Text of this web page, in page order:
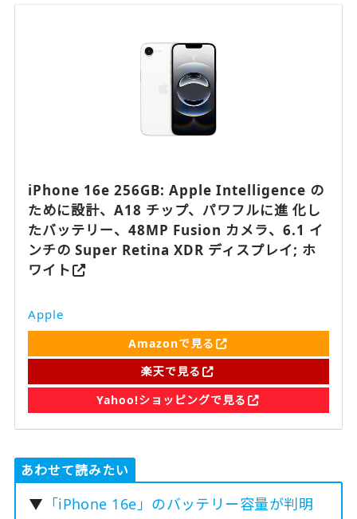
iPhone 16e 256GB: Apple Intelligence の
ために設計、A18 チップ、パワフルに進 化し
たバッテリー、48MP Fusion カメラ、6.1 イ
ンチの Super Retina XDR ディスプレイ; ホ
ワイト
Apple
Amazonで見る
楽天で見る
Yahoo!ショッピングで見る
あわせて読みたい
▼ 「iPhone 16e」のバッテリー容量が判明